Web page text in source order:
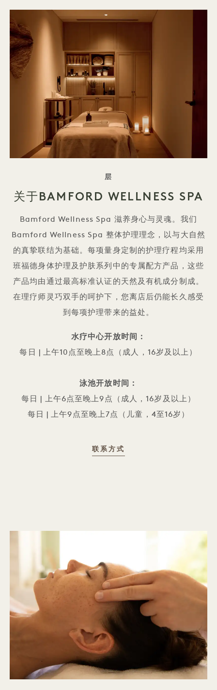
标语 位于38
层
关于BAMFORD WELLNESS SPA
Bamford Wellness Spa 滋养身心与灵魂。我们
Bamford Wellness Spa 整体护理理念，以与大自然
的真挚联结为基础。每项量身定制的护理疗程均采用
班福德身体护理及护肤系列中的专属配方产品，这些
产品均由通过最高标准认证的天然及有机成分制成。
在理疗师灵巧双手的呵护下，您离店后仍能长久感受
到每项护理带来的益处。
水疗中心开放时间：
每日 | 上午10点至晚上8点（成人，16岁及以上）
泳池开放时间：
每日 | 上午6点至晚上9点（成人，16岁及以上）
每日 | 上午9点至晚上7点（儿童，4至16岁）
联系方式